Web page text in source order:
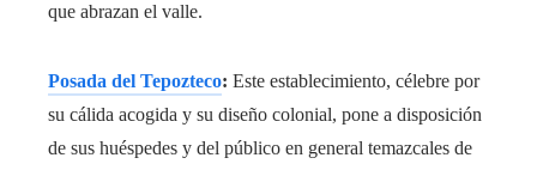
que abrazan el valle.
Posada del Tepozteco: Este establecimiento, célebre por
su cálida acogida y su diseño colonial, pone a disposición
de sus huéspedes y del público en general temazcales de